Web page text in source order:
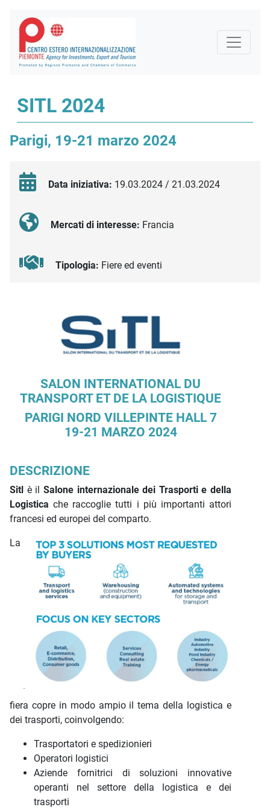
SITL 2024
Parigi, 19-21 marzo 2024
Data iniziativa: 19.03.2024 / 21.03.2024
Mercati di interesse: Francia
Tipologia: Fiere ed eventi
Descrizione iniziativa
SALON INTERNATIONAL DU
TRANSPORT ET DE LA LOGISTIQUE
PARIGI NORD VILLEPINTE HALL 7
19-21 MARZO 2024
DESCRIZIONE
Sitl è il Salone internazionale dei Trasporti e della
Logistica che raccoglie tutti i più importanti attori
francesi ed europei del comparto.
La
fiera copre in modo ampio il tema della logistica e
dei trasporti, coinvolgendo:
Trasportatori e spedizionieri
Operatori logistici
Aziende fornitrici di soluzioni innovative
operanti nel settore della logistica e dei
trasporti